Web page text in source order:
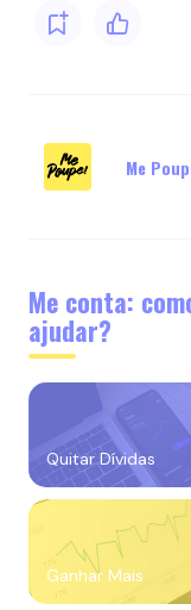
Me
Me conta:
ajudar?
Quitar Dívidas
Ganhar Mais